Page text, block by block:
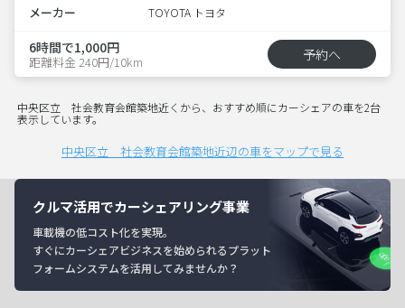
メーカー TOYOTA トヨタ
6時間で1,000円
距離料金 240円/10km 予約へ
中央区立 社会教育会館築地近くから、おすすめ順にカーシェアの車を2台
表示しています。
中央区立 社会教育会館築地近辺の車をマップで見る
クルマ活用でカーシェアリング事業
車載機の低コスト化を実現。
すぐにカーシェアビジネスを始められるプラット
フォームシステムを活用してみませんか？